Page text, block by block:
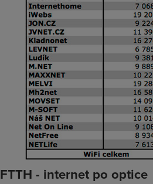
FTTH - internet po optice